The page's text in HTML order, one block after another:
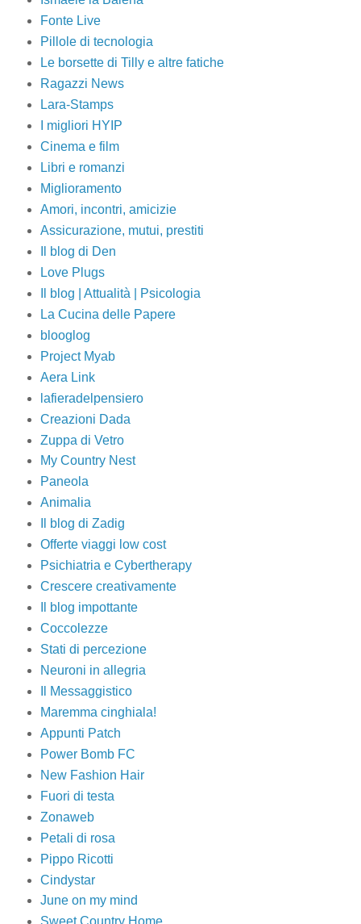
Fonte Live
Pillole di tecnologia
Le borsette di Tilly e altre fatiche
Ragazzi News
Lara-Stamps
I migliori HYIP
Cinema e film
Libri e romanzi
Miglioramento
Amori, incontri, amicizie
Assicurazione, mutui, prestiti
Il blog di Den
Love Plugs
Il blog | Attualità | Psicologia
La Cucina delle Papere
blooglog
Project Myab
Aera Link
lafieradelpensiero
Creazioni Dada
Zuppa di Vetro
My Country Nest
Paneola
Animalia
Il blog di Zadig
Offerte viaggi low cost
Psichiatria e Cybertherapy
Crescere creativamente
Il blog impottante
Coccolezze
Stati di percezione
Neuroni in allegria
Il Messaggistico
Maremma cinghiala!
Appunti Patch
Power Bomb FC
New Fashion Hair
Fuori di testa
Zonaweb
Petali di rosa
Pippo Ricotti
Cindystar
June on my mind